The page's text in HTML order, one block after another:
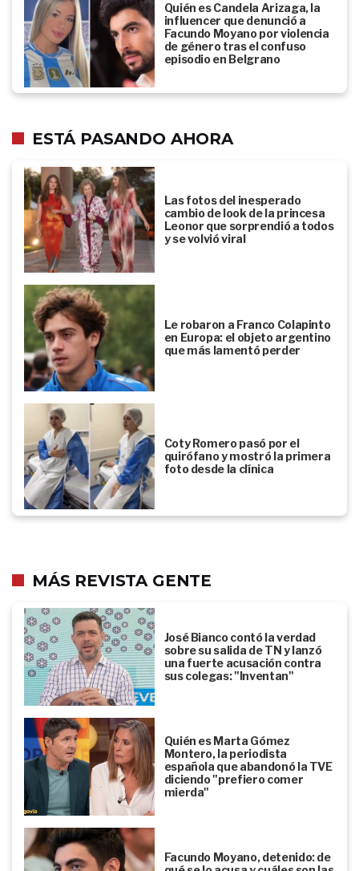
Quién es Candela Arizaga, la
influencer que denunció a
Facundo Moyano por violencia
de género tras el confuso
episodio en Belgrano
ESTÁ PASANDO AHORA
Las fotos del inesperado
cambio de look de la princesa
Leonor que sorprendió a todos
y se volvió viral
Le robaron a Franco Colapinto
en Europa: el objeto argentino
que más lamentó perder
Coty Romero pasó por el
quirófano y mostró la primera
foto desde la clínica
MÁS REVISTA GENTE
José Bianco contó la verdad
sobre su salida de TN y lanzó
una fuerte acusación contra
sus colegas: "Inventan"
Quién es Marta Gómez
Montero, la periodista
española que abandonó la TVE
diciendo "prefiero comer
mierda"
Facundo Moyano, detenido: de